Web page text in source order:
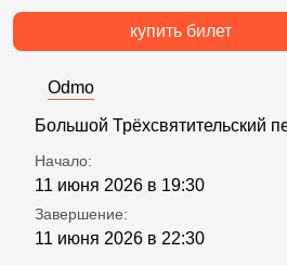
купить билет
Odmo
Большой Трёхсвятительский
Начало:
11 июня 2026 в 19:30
Завершение:
11 июня 2026 в 22:30